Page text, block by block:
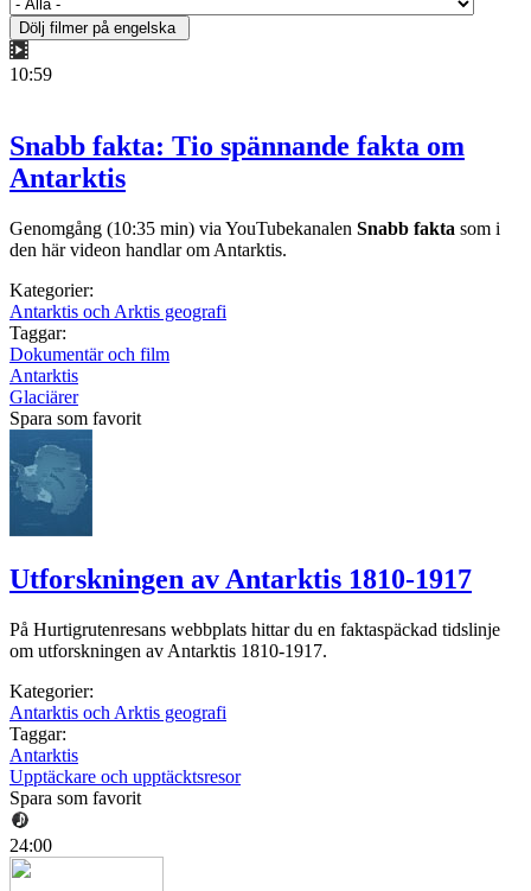
10:59
Snabb fakta: Tio spännande fakta om
Antarktis
Genomgång (10:35 min) via YouTubekanalen Snabb fakta som i
den här videon handlar om Antarktis.
Kategorier:
Antarktis och Arktis geografi
Taggar:
Dokumentär och film
Antarktis
Glaciärer
Spara som favorit
Utforskningen av Antarktis 1810-1917
På Hurtigrutenresans webbplats hittar du en faktaspäckad tidslinje
om utforskningen av Antarktis 1810-1917.
Kategorier:
Antarktis och Arktis geografi
Taggar:
Antarktis
Upptäckare och upptäcktsresor
Spara som favorit
24:00